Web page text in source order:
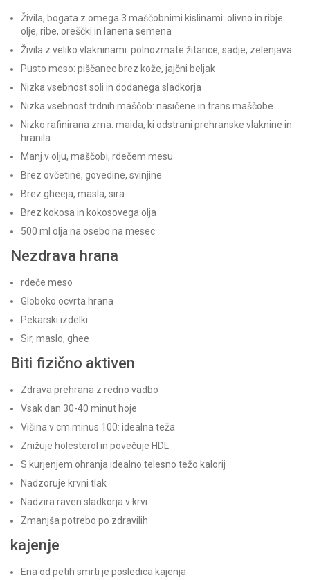
Živila, bogata z omega 3 maščobnimi kislinami: olivno in ribje
olje, ribe, oreščki in lanena semena
Živila z veliko vlakninami: polnozrnate žitarice, sadje, zelenjava
Pusto meso: piščanec brez kože, jajčni beljak
Nizka vsebnost soli in dodanega sladkorja
Nizka vsebnost trdnih maščob: nasičene in trans maščobe
Nizko rafinirana zrna: maida, ki odstrani prehranske vlaknine in
hranila
Manj v olju, maščobi, rdečem mesu
Brez ovčetine, govedine, svinjine
Brez gheeja, masla, sira
Brez kokosa in kokosovega olja
500 ml olja na osebo na mesec
Nezdrava hrana
rdeče meso
Globoko ocvrta hrana
Pekarski izdelki
Sir, maslo, ghee
Biti fizično aktiven
Zdrava prehrana z redno vadbo
Vsak dan 30-40 minut hoje
Višina v cm minus 100: idealna teža
Znižuje holesterol in povečuje HDL
S kurjenjem ohranja idealno telesno težo kalorij
Nadzoruje krvni tlak
Nadzira raven sladkorja v krvi
Zmanjša potrebo po zdravilih
kajenje
Ena od petih smrti je posledica kajenja